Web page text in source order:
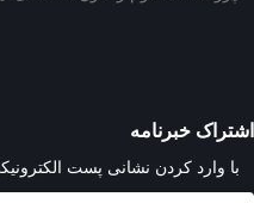
اشتراک خبرنامه
با وارد کردن نشانی پست